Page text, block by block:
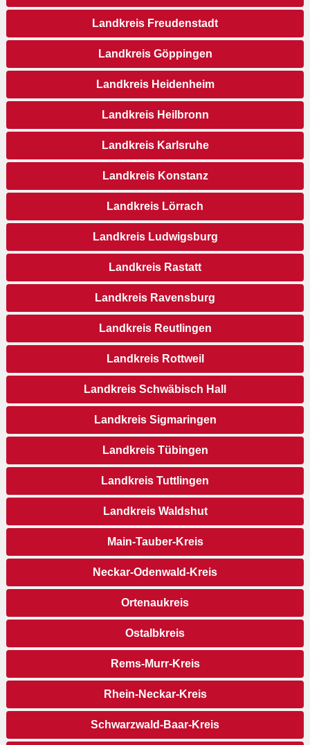
Landkreis Freudenstadt
Landkreis Göppingen
Landkreis Heidenheim
Landkreis Heilbronn
Landkreis Karlsruhe
Landkreis Konstanz
Landkreis Lörrach
Landkreis Ludwigsburg
Landkreis Rastatt
Landkreis Ravensburg
Landkreis Reutlingen
Landkreis Rottweil
Landkreis Schwäbisch Hall
Landkreis Sigmaringen
Landkreis Tübingen
Landkreis Tuttlingen
Landkreis Waldshut
Main-Tauber-Kreis
Neckar-Odenwald-Kreis
Ortenaukreis
Ostalbkreis
Rems-Murr-Kreis
Rhein-Neckar-Kreis
Schwarzwald-Baar-Kreis